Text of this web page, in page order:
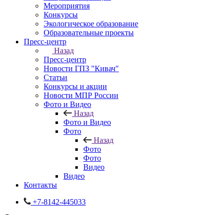
Мероприятия
Конкурсы
Экологическое образование
Образовательные проекты
Пресс-центр
Назад
Пресс-центр
Новости ГПЗ "Кивач"
Статьи
Конкурсы и акции
Новости МПР России
Фото и Видео
Назад
Фото и Видео
Фото
Назад
Фото
Фото
Видео
Видео
Контакты
+7-8142-445033